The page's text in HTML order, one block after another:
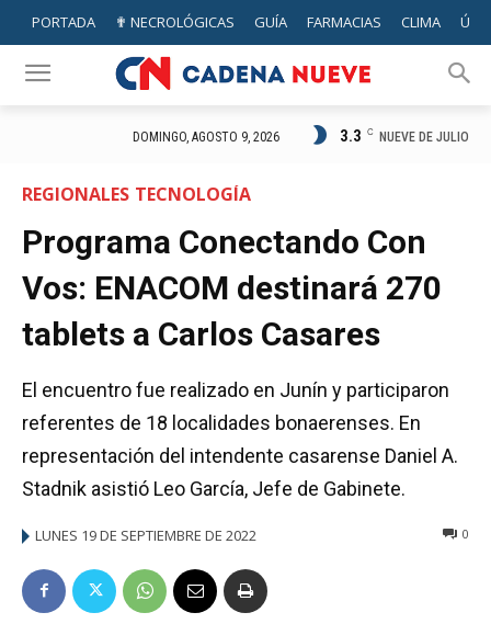
PORTADA ✟ NECROLÓGICAS GUÍA FARMACIAS CLIMA
DOMINGO, AGOSTO 9, 2026 3.3 C NUEVE DE JULIO
REGIONALES TECNOLOGÍA
Programa Conectando Con
Vos: ENACOM destinará 270
tablets a Carlos Casares
El encuentro fue realizado en Junín y participaron
referentes de 18 localidades bonaerenses. En
representación del intendente casarense Daniel A.
Stadnik asistió Leo García, Jefe de Gabinete.
LUNES 19 DE SEPTIEMBRE DE 2022 0